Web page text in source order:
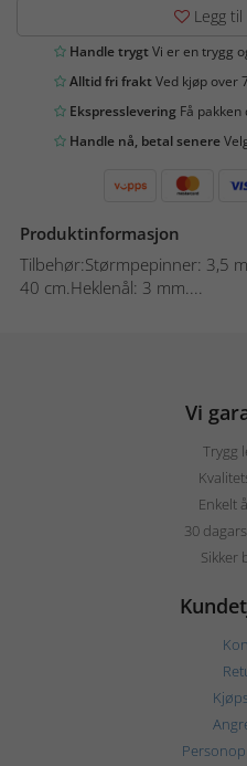
Legg
Handle trygtVi er en trygg
Alltid fri fraktVed kjøp over
Ekspresslevering Få
Handle nå, betal senere
Produktinformasjon
Tilbehør:Størmpepinner: 3,5
40 cm.Heklenål: 3 mm....
Vi
Trygg
Enkelt
30
Sikker